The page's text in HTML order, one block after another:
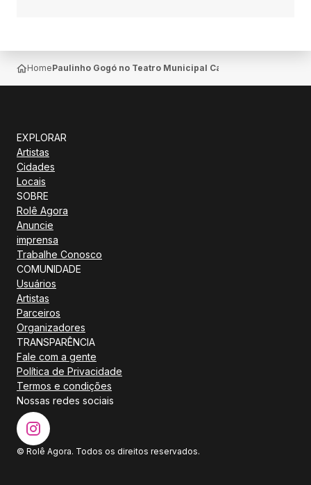
HomePaulinho Gogó no Teatro Municipal Capitólio — Cruzeiro
EXPLORAR
Artistas
Cidades
Locais
SOBRE
Rolê Agora
Anuncie
imprensa
Trabalhe Conosco
COMUNIDADE
Usuários
Artistas
Parceiros
Organizadores
TRANSPARÊNCIA
Fale com a gente
Política de Privacidade
Termos e condições
Nossas redes sociais
© Rolê Agora. Todos os direitos reservados.